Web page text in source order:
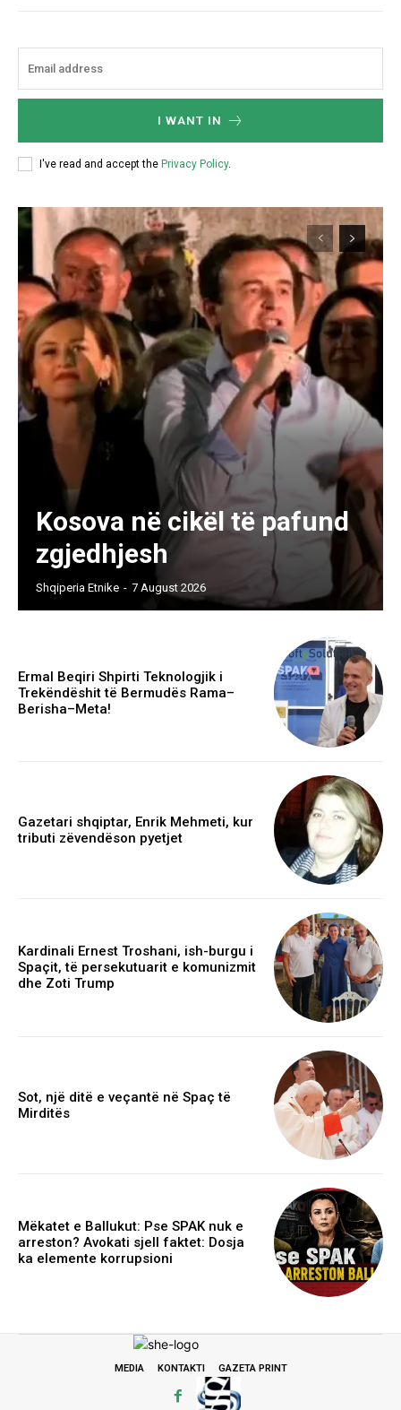
I WANT IN
I've read and accept the Privacy Policy.
Kosova në cikël të pafund
zgjedhjesh
Shqiperia Etnike - 7 August 2026
Ermal Beqiri Shpirti Teknologjik i
Trekëndëshit të Bermudës Rama–
Berisha–Meta!
Gazetari shqiptar, Enrik Mehmeti, kur
tributi zëvendëson pyetjet
Kardinali Ernest Troshani, ish-burgu i
Spaçit, të persekutuarit e komunizmit
dhe Zoti Trump
Sot, një ditë e veçantë në Spaç të
Mirditës
Mëkatet e Ballukut: Pse SPAK nuk e
arreston? Avokati sjell faktet: Dosja
ka elemente korrupsioni
MEDIA KONTAKTI GAZETA PRINT